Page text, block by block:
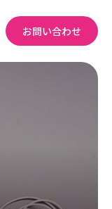
お問い合わせ